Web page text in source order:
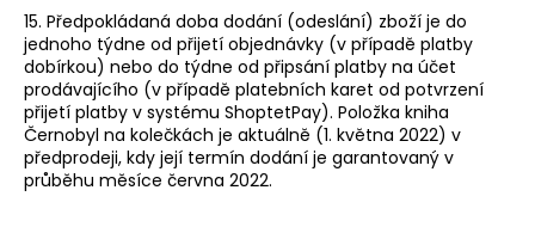
15. Předpokládaná doba dodání (odeslání) zboží je do
jednoho týdne od přijetí objednávky (v případě platby
dobírkou) nebo do týdne od připsání platby na účet
prodávajícího (v případě platebních karet od potvrzení
přijetí platby v systému ShoptetPay). Položka kniha
Černobyl na kolečkách je aktuálně (1. května 2022) v
předprodeji, kdy její termín dodání je garantovaný v
průběhu měsíce června 2022.